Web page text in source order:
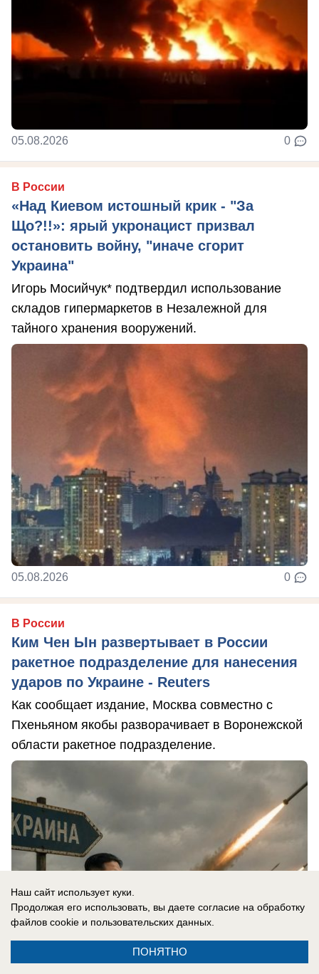
05.08.2026 0
В России
«Над Киевом истошный крик - "За
Що?!!»: ярый укронацист призвал
остановить войну, "иначе сгорит
Украина"
Игорь Мосийчук* подтвердил использование
складов гипермаркетов в Незалежной для
тайного хранения вооружений.
05.08.2026 0
В России
Ким Чен Ын развертывает в России
ракетное подразделение для нанесения
ударов по Украине - Reuters
Как сообщает издание, Москва совместно с
Пхеньяном якобы разворачивает в Воронежской
области ракетное подразделение.
Наш сайт использует куки.
Продолжая его использовать, вы даете согласие на обработку
файлов cookie и пользовательских данных.
ПОНЯТНО